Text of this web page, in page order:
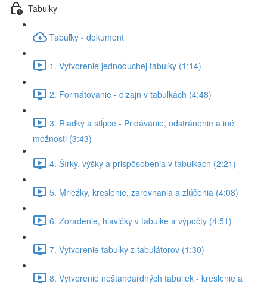
Tabuľky
Tabuľky - dokument
1. Vytvorenie jednoduchej tabuľky (1:14)
2. Formátovanie - dizajn v tabuľkách (4:48)
3. Riadky a stĺpce - Pridávanie, odstránenie a iné
možnosti (3:43)
4. Šírky, výšky a prispôsobenia v tabuľkách (2:21)
5. Mriežky, kreslenie, zarovnania a zlúčenia (4:08)
6. Zoradenie, hlavičky v tabuľke a výpočty (4:51)
7. Vytvorenie tabuľky z tabulátorov (1:30)
8. Vytvorenie neštandardných tabuliek - kreslenie a